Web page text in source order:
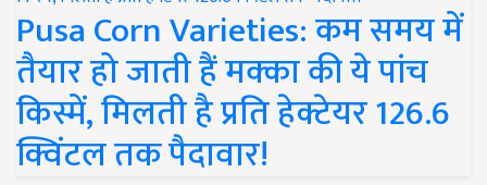
Pusa Corn Varieties: कम समय में
तैयार हो जाती हैं मक्का की ये पांच
किस्में, मिलती है प्रति हेक्टेयर 126.6
क्विंटल तक पैदावार!